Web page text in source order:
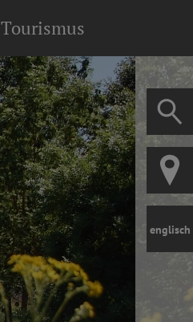
Tourismus
englisch